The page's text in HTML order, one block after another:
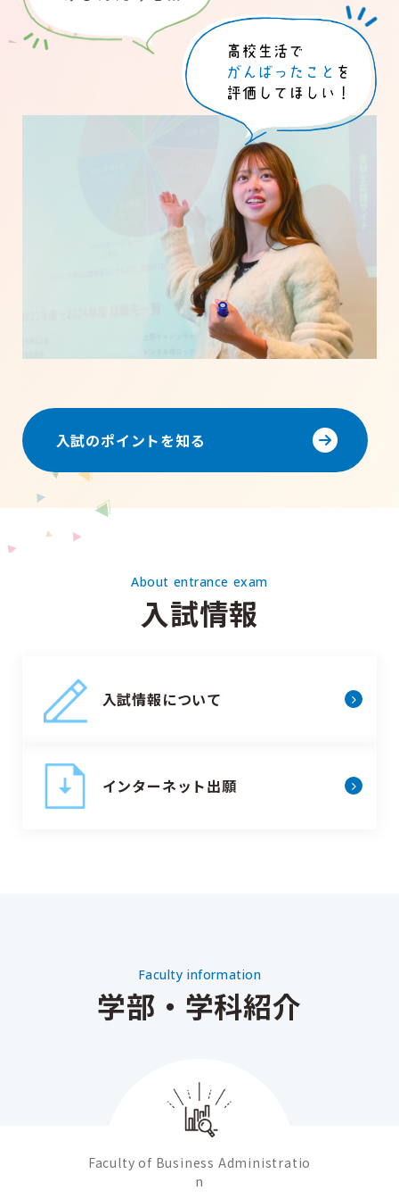
入試のポイントを知る
About entrance exam
入試情報
入試情報について
インターネット出願
Faculty information
学部・学科紹介
Faculty of Business Administratio
n